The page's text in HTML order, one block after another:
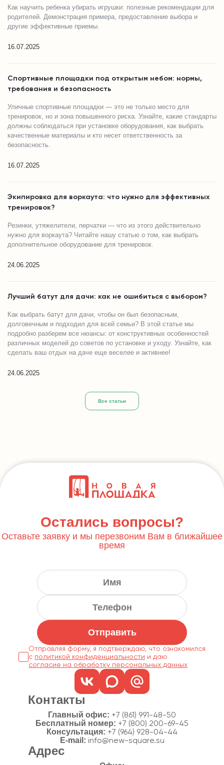
Как научить ребенка убирать игрушки: полезные рекомендации для
родителей. Демонстрация примера, предоставление выбора и
другие эффективные приемы.
16.07.2025
Спортивные площадки под открытым небом: нормы,
требования и безопасность
Уличные спортивные площадки — это не только место для
тренировок, но и зона повышенного риска. Узнайте, какие стандарты
должны соблюдаться при установке оборудования, как выбрать
качественные материалы и кто несет ответственность за
безопасность.
16.07.2025
Экипировка для воркаута: что нужно для эффективных
тренировок?
Резинки, утяжелители, перчатки — что из этого действительно
нужно для воркаута? Читайте нашу статью о том, как выбрать
дополнительное оборудование для тренировок.
24.06.2025
Лучший батут для дачи: как не ошибиться с выбором?
Как выбрать батут для дачи, чтобы он был безопасным,
долговечным и подходил для всей семьи? В этой статье мы
подробно разберем все нюансы: от конструктивных особенностей
различных моделей до советов по установке и уходу. Узнайте, как
сделать ваш отдых на даче еще веселее и активнее!
24.06.2025
Все статьи
Остались вопросы?
Оставьте заявку и мы перезвоним Вам в ближайшее
время
Отправить
Отправляя форму, я подтверждаю, что ознакомился
с политикой конфиденциальности
согласие на обработку персональных данных
Контакты
Главный офис: +7 (861) 991-48-50
Бесплатный номер: +7 (800) 200-69-45
Консультация: +7 (964) 928-04-44
E-mail: info@new-square.su
Адрес